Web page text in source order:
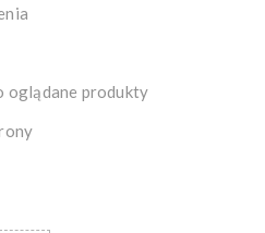
oglądane produkty